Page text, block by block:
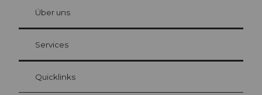
Gästekarte Luzern
Ihre Vorteile als Übernachtungsgast
Über uns
Services
Quicklinks